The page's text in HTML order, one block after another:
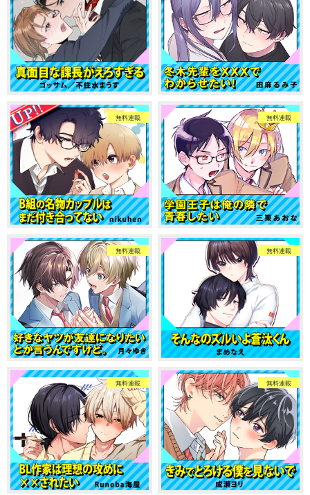
無料連載 無料連載
無料連載 無料連載
無料連載 無料連載